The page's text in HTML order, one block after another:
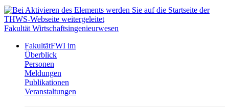
Fakultät Wirtschaftsingenieurwesen
FakultätFWI im
Überblick
Personen
Meldungen
Publikationen
Veranstaltungen